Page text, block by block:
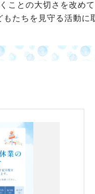
ことの大切さを改めて
たちを見守る活動に